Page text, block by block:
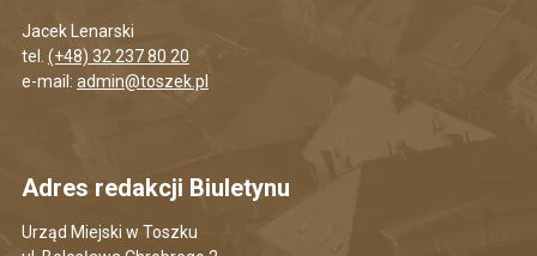
Jacek Lenarski
tel. (+48) 32 237 80 20
e-mail: admin@toszek.pl
Adres redakcji Biuletynu
Urząd Miejski w Toszku